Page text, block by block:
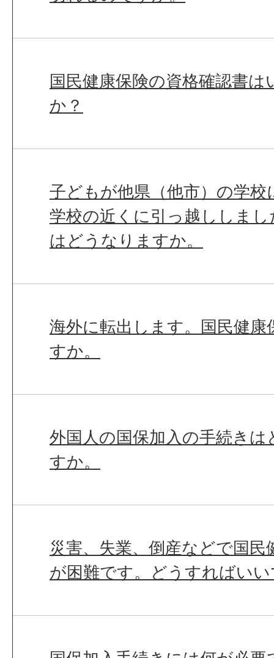
国民健康保険の資格確認書
か？
子どもが他県（他市）の学
学校の近くに引っ越ししま
はどうなりますか。
海外に転出します。国民健
すか。
外国人の国保加入の手続き
すか。
災害、失業、倒産などで国民
が困難です。どうすればい